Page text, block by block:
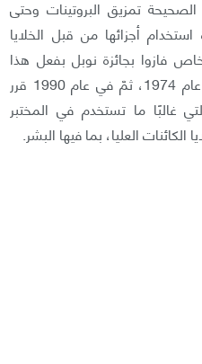
تمزيق البروتينات وحتى
أجزائها من قبل الخلايا
فازوا بجائزة نوبل بفعل هذا
الاكتشاف وغيره من الأعمال في عام 1974، ثمّ في عام 1990 قرر
غالبًا ما تستخدم في المختبر
العليا، بما فيها البشر.